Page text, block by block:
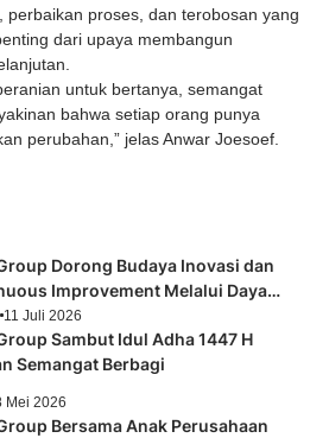
perbaikan proses, dan terobosan yang
dari upaya membangun
untuk bertanya, semangat
bahwa setiap orang punya
perubahan,” jelas Anwar Joesoef.
Dorong Budaya Inovasi dan
Improvement Melalui Daya
Forum 2026
11 Juli 2026
Sambut Idul Adha 1447 H
Semangat Berbagi
Mei 2026
Bersama Anak Perusahaan